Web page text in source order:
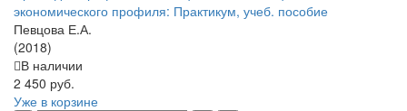
экономического профиля: Практикум, учеб. пособие
Певцова Е.А.
(2018)
В наличии
2 450 руб.
Уже в корзине